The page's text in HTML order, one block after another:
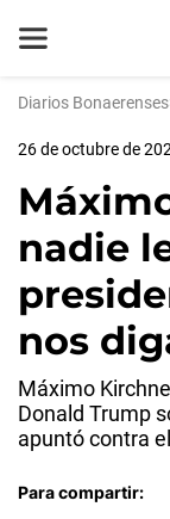
Diarios Bonaerenses
26 de octubre de
nadie
nos
Máximo
Donald Trump
apuntó contra
Para compartir: